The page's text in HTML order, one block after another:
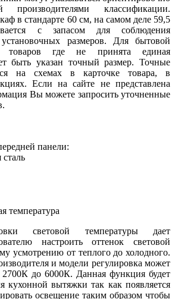
производителями классификации.
в стандарте 60 см, на самом деле 59,5
с запасом для соблюдения
размеров. Для бытовой
где не принята единая
быть указан точный размер. Точные
на схемах в карточке товара, в
Если на сайте не представлена
Вы можете запросить уточненные
панели:
температура
световой температуры дает
настроить оттенок световой
усмотрению от теплого до холодного.
и модели регулировка может
2700К до 6000К. Данная функция будет
кухонной вытяжки так как появляется
освещение таким образом чтобы